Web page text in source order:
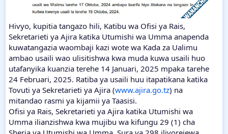
Hivyo, kupitia tangazo hili, Katibu wa Ofisi ya Rais,
Sekretarieti ya Ajira katika Utumishi wa Umma anapenda
kuwatangazia waombaji kazi wote wa Kada za Ualimu
ambao usaili wao ulisitishwa kwa muda kuwa usaili huo
utafanyika kuanzia terehe 14 Januari, 2025 mpaka tarehe
24 Februari, 2025. Ratiba ya usaili huu itapatikana katika
Tovuti ya Sekretarieti ya Ajira (www.ajira.go.tz) na
mitandao rasmi ya kijamii ya Taasisi.
Ofisi ya Rais, Sekretarieti ya Ajira katika Utumishi wa
Umma ilianzishwa kwa mujibu wa kifungu 29 (1) cha